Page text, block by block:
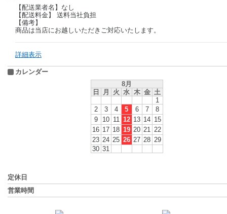
【配送業者名】なし
【配送料金】 送料当社負担
【備考】
商品は当店にお越しいただきご対応いたします。
詳細表示
カレンダー
8月
日
月 火 水 木 金 土
1
2
3 4 5 6 7
8
9
10 11 12 13 14 15
16 17 18 19 20 21
22
23 24 25 26 27 28 29
30 31
定休日
営業時間